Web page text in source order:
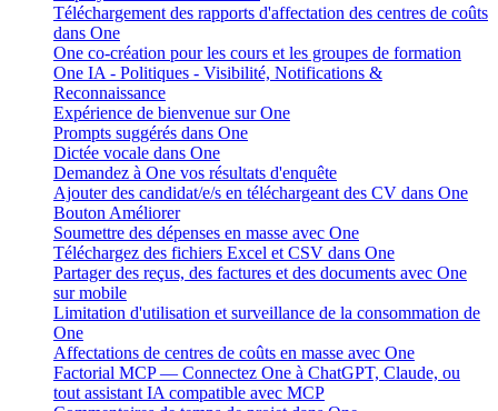
Téléchargement des rapports d'affectation des centres de coûts
dans One
One co-création pour les cours et les groupes de formation
One IA - Politiques - Visibilité, Notifications &
Reconnaissance
Expérience de bienvenue sur One
Prompts suggérés dans One
Dictée vocale dans One
Demandez à One vos résultats d'enquête
Ajouter des candidat/e/s en téléchargeant des CV dans One
Bouton Améliorer
Soumettre des dépenses en masse avec One
Téléchargez des fichiers Excel et CSV dans One
Partager des reçus, des factures et des documents avec One
sur mobile
Limitation d'utilisation et surveillance de la consommation de
One
Affectations de centres de coûts en masse avec One
Factorial MCP — Connectez One à ChatGPT, Claude, ou
tout assistant IA compatible avec MCP